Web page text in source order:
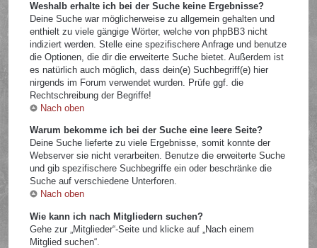
Weshalb erhalte ich bei der Suche keine Ergebnisse?
Deine Suche war möglicherweise zu allgemein gehalten und
enthielt zu viele gängige Wörter, welche von phpBB3 nicht
indiziert werden. Stelle eine spezifischere Anfrage und benutze
die Optionen, die dir die erweiterte Suche bietet. Außerdem ist
es natürlich auch möglich, dass dein(e) Suchbegriff(e) hier
nirgends im Forum verwendet wurden. Prüfe ggf. die
Rechtschreibung der Begriffe!
Nach oben
Warum bekomme ich bei der Suche eine leere Seite?
Deine Suche lieferte zu viele Ergebnisse, somit konnte der
Webserver sie nicht verarbeiten. Benutze die erweiterte Suche
und gib spezifischere Suchbegriffe ein oder beschränke die
Suche auf verschiedene Unterforen.
Nach oben
Wie kann ich nach Mitgliedern suchen?
Gehe zur „Mitglieder“-Seite und klicke auf „Nach einem
Mitglied suchen“.